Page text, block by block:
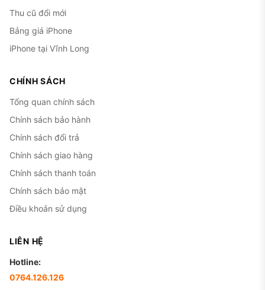
Thu cũ đổi mới
Bảng giá iPhone
iPhone tại Vĩnh Long
CHÍNH SÁCH
Tổng quan chính sách
Chính sách bảo hành
Chính sách đổi trả
Chính sách giao hàng
Chính sách thanh toán
Chính sách bảo mật
Điều khoản sử dụng
LIÊN HỆ
Hotline:
0764.126.126